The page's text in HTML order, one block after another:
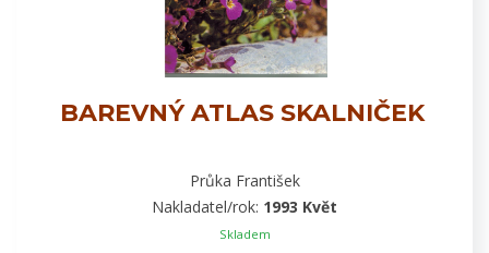
BAREVNÝ ATLAS SKALNIČEK
Průka František
Nakladatel/rok: 1993 Květ
Skladem